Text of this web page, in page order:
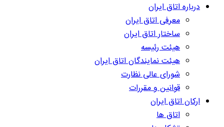
درباره اتاق ایران
معرفی اتاق ایران
ساختار اتاق ایران
هیئت رئیسه
هیئت نمایندگان اتاق ایران
شورای عالی نظارت
قوانین و مقررات
ارکان اتاق ایران
اتاق ها